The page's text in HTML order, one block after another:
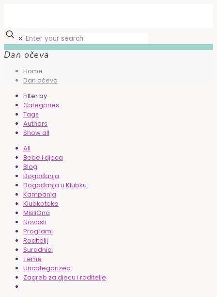
✕
Dan očeva
Home
Dan očeva
Filter by
Categories
Tags
Authors
Show all
All
Bebe i djeca
Blog
Događanja
Događanja u Klubku
Kampanja
Klubkoteka
MisliOna
Novosti
Programi
Roditelji
Suradnici
Teme
Uncategorized
Zagreb za djecu i roditelje